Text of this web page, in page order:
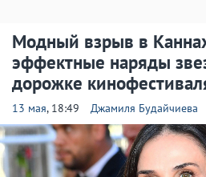
Модный взрыв в
эффектные наряды
дорожке
13 мая, 18:49 Джамиля Будайчиева